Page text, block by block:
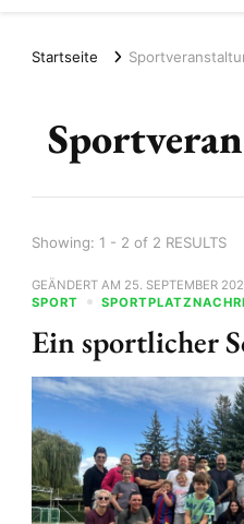
Startseite
Showing: 1 - 2 of 2 RESULTS
GEÄNDERT AM 25. SEPTEMBER
SPORT
Ein sportlicher